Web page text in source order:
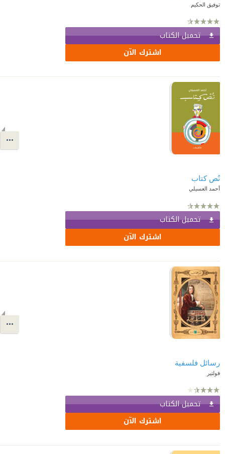
توفيق الحكيم
تحميل الكتاب
اشترك الآن
نُص كتاب
أحمد العسيلي
تحميل الكتاب
اشترك الآن
رسائل فلسفية
فولتير
تحميل الكتاب
اشترك الآن